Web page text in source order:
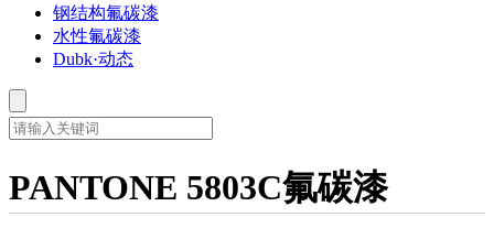
钢结构氟碳漆
水性氟碳漆
Dubk·动态
PANTONE 5803C氟碳漆